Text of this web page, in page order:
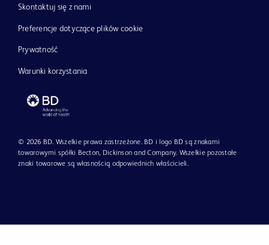
Skontaktuj się z nami
Preferencje dotyczące plików cookie
Prywatność
Warunki korzystania
© 2026 BD. Wszelkie prawa zastrzeżone. BD i logo BD są znakami
towarowymi spółki Becton, Dickinson and Company. Wszelkie pozostałe
znaki towarowe są własnością odpowiednich właścicieli.